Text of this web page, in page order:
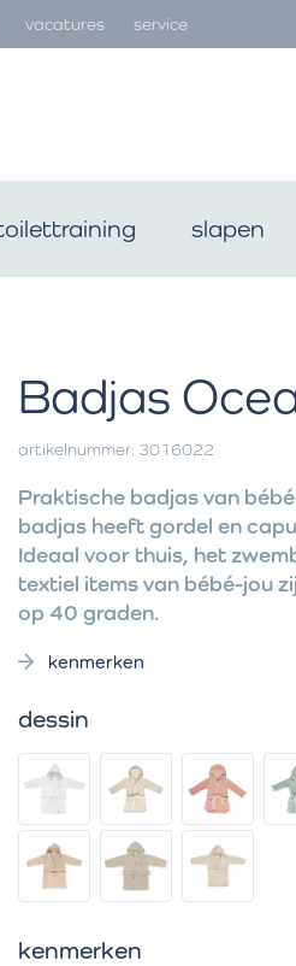
vacatures service
slapen
Badjas
artikelnummer: 3016022
Praktische badjas van
badjas heeft gordel en
Ideaal voor thuis, het
textiel items van bébé-jou
op 40 graden.
kenmerken
dessin
kenmerken